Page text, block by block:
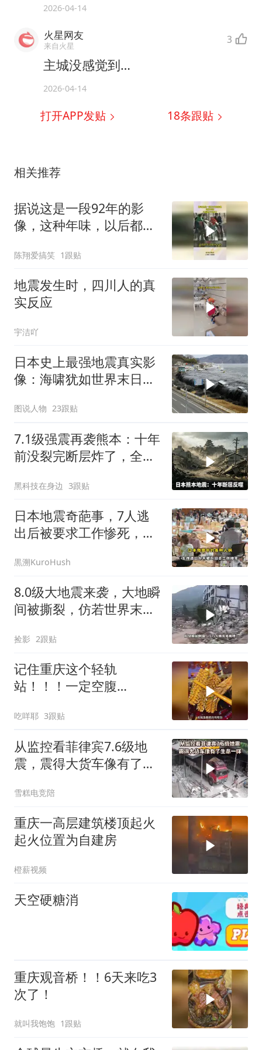
2026-04-14
火星网友
来自火星 3
主城没感觉到…
2026-04-14
打开APP发贴 18条跟贴
相关推荐
据说这是一段92年的影
像，这种年味，以后都不
陈翔爱搞笑 1跟贴
地震发生时，四川人的真
实反应
宇洁吖
日本史上最强地震真实影
像：海啸犹如世界末日，
图说人物 23跟贴
7.1级强震再袭熊本：十年
前没裂完断层炸了，全球
黑科技在身边 3跟贴
日本地震奇葩事，7人逃
出后被要求工作惨死，救
黒溯KuroHush
8.0级大地震来袭，大地瞬
间被撕裂，仿若世界末日
捡影 2跟贴
记住重庆这个轻轨
站！！！一定空腹
吃咩耶 3跟贴
从监控看菲律宾7.6级地
震，震得大货车像有了生
雪糕电竞陪
重庆一高层建筑楼顶起火
起火位置为自建房
橙薪视频
天空硬糖消
重庆观音桥！！6天来吃3
次了！
就叫我饱饱 1跟贴